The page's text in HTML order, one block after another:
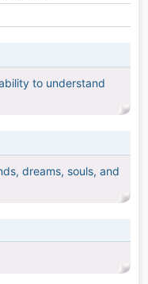
to understand
dreams, souls, and